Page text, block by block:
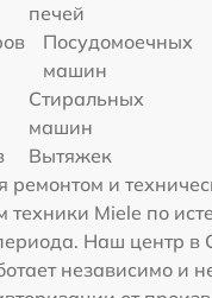
печей
Посудомоечных
машин
Стиральных
машин
Вытяжек
и
техники Miele по
Наш центр в
независимо и